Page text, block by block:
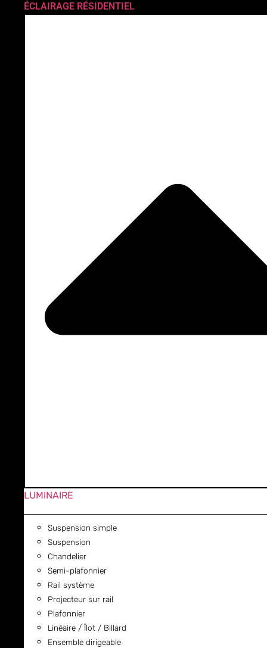
ÉCLAIRAGE RÉSIDENTIEL
LUMINAIRE
Suspension simple
Suspension
Chandelier
Semi-plafonnier
Rail système
Projecteur sur rail
Plafonnier
Linéaire / Îlot / Billard
Ensemble dirigeable